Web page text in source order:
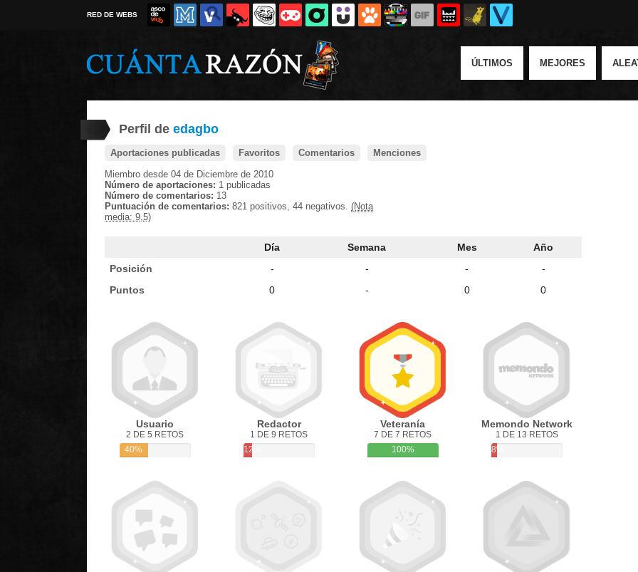
RED DE WEBS
ÚLTIMOS MEJORES
Perfil de edagbo
Aportaciones publicadas Favoritos Comentarios
Menciones
Miembro desde 04 de Diciembre de 2010
Número de aportaciones: 1 publicadas
Número de comentarios: 13
Puntuación de comentarios: 821 positivos, 44 negativos. (Nota
media: 9,5)
Día Semana Mes
Año
Posición
- - -
-
Puntos
0 - 0 0
Usuario
2 DE 5 RETOS
40%
Redactor
1 DE 9 RETOS
12%
Veteranía
7 DE 7 RETOS
100%
Memondo Network
1 DE 13 RETOS
8%